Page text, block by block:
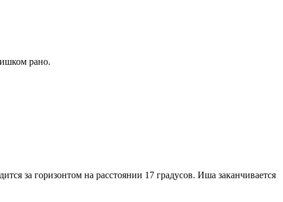
рано.
за горизонтом на расстоянии 17 градусов. Иша заканчивается